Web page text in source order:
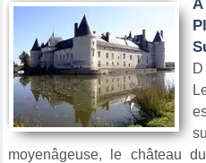
A
moyenâgeuse, le château